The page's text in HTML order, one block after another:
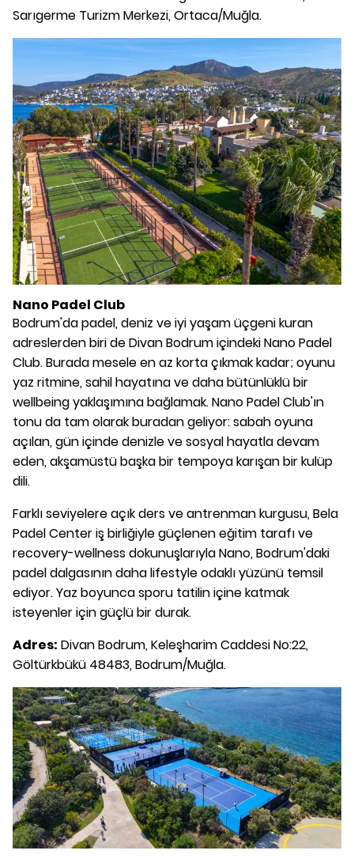
Sarıgerme Turizm Merkezi, Ortaca/Muğla.
Nano Padel Club
Bodrum'da padel, deniz ve iyi yaşam üçgeni kuran
adreslerden biri de Divan Bodrum içindeki Nano Padel
Club. Burada mesele en az korta çıkmak kadar; oyunu
yaz ritmine, sahil hayatına ve daha bütünlüklü bir
wellbeing yaklaşımına bağlamak. Nano Padel Club'ın
tonu da tam olarak buradan geliyor: sabah oyuna
açılan, gün içinde denizle ve sosyal hayatla devam
eden, akşamüstü başka bir tempoya karışan bir kulüp
dili.
Farklı seviyelere açık ders ve antrenman kurgusu, Bela
Padel Center iş birliğiyle güçlenen eğitim tarafı ve
recovery-wellness dokunuşlarıyla Nano, Bodrum'daki
padel dalgasının daha lifestyle odaklı yüzünü temsil
ediyor. Yaz boyunca sporu tatilin içine katmak
isteyenler için güçlü bir durak.
Adres: Divan Bodrum, Keleşharim Caddesi No:22,
Göltürkbükü 48483, Bodrum/Muğla.